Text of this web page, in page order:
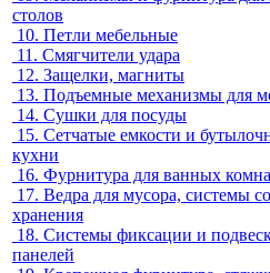
столов
10. Петли мебельные
11. Смягчители удара
12. Защелки, магниты
13. Подъемные механизмы для
14. Сушки для посуды
15. Сетчатые емкости и
кухни
16. Фурнитура для ванных
17. Ведра для мусора, системы
хранения
18. Системы фиксации и
панелей